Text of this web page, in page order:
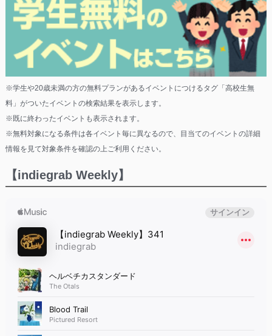
※学生や20歳未満の方の無料プランがあるイベントにつけるタグ「高校生無
料」がついたイベントの検索結果を表示します。
※既に終わったイベントも表示されます。
※無料対象になる条件は各イベント毎に異なるので、目当てのイベントの詳細
情報を見て対象条件を確認の上ご利用ください。
【indiegrab Weekly】